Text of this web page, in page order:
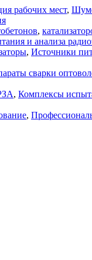
рабочих мест,
,
и анализа
, Источники
сварки
, Комплексы
,